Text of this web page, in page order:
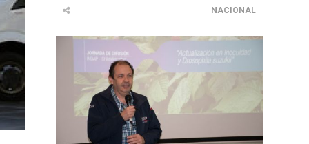
NACIONAL